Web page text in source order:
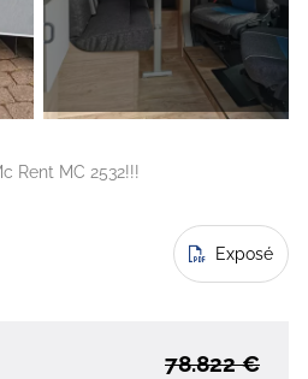
Rent MC 2532!!!
Exposé
78.822 €